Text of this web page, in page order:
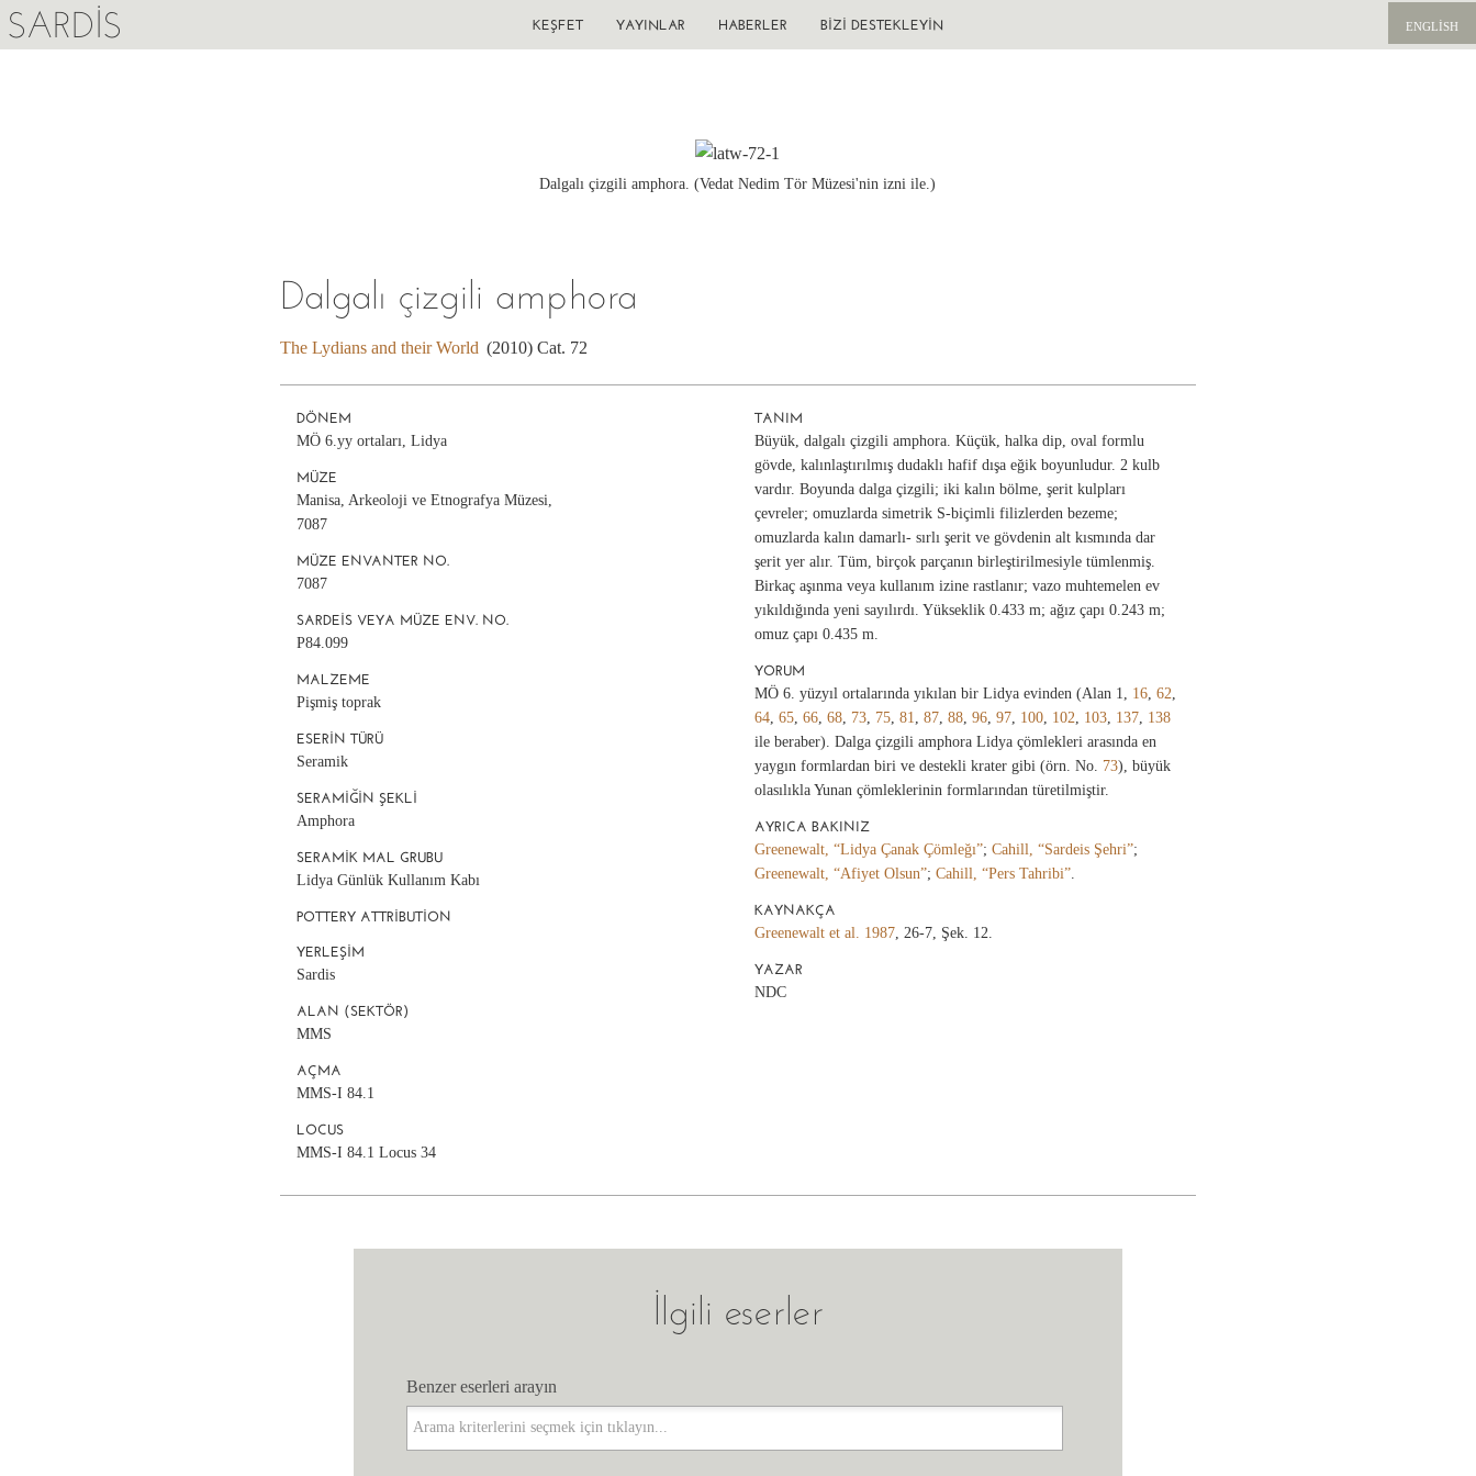
SARDIS ENGLISH
KEŞFET YAYINLAR HABERLER BIZI DESTEKLEYIN
Dalgalı çizgili amphora. (Vedat Nedim Tör Müzesi'nin izni ile.)
Dalgalı çizgili amphora
The Lydians and their World (2010) Cat. 72
DÖNEM
MÖ 6.yy ortaları, Lidya
MÜZE
Manisa, Arkeoloji ve Etnografya Müzesi,
7087
MÜZE ENVANTER NO.
7087
SARDEIS VEYA MÜZE ENV. NO.
P84.099
MALZEME
Pişmiş toprak
ESERIN TÜRÜ
Seramik
SERAMIĞIN ŞEKLI
Amphora
SERAMIK MAL GRUBU
Lidya Günlük Kullanım Kabı
POTTERY ATTRIBUTION
YERLEŞIM
Sardis
ALAN (SEKTÖR)
MMS
AÇMA
MMS-I 84.1
LOCUS
MMS-I 84.1 Locus 34
TANIM
Büyük, dalgalı çizgili amphora. Küçük, halka dip, oval formlu
gövde, kalınlaştırılmış dudaklı hafif dışa eğik boyunludur. 2 kulb
vardır. Boyunda dalga çizgili; iki kalın bölme, şerit kulpları
çevreler; omuzlarda simetrik S-biçimli filizlerden bezeme;
omuzlarda kalın damarlı- sırlı şerit ve gövdenin alt kısmında dar
şerit yer alır. Tüm, birçok parçanın birleştirilmesiyle tümlenmiş.
Birkaç aşınma veya kullanım izine rastlanır; vazo muhtemelen ev
yıkıldığında yeni sayılırdı. Yükseklik 0.433 m; ağız çapı 0.243 m;
omuz çapı 0.435 m.
YORUM
MÖ 6. yüzyıl ortalarında yıkılan bir Lidya evinden (Alan 1, 16, 62
64, 65, 66, 68, 73, 75, 81 87, 88, 96, 97, 100, 102 103, 137, 138
ile beraber). Dalga çizgili amphora Lidya çömlekleri arasında en
yaygın formlardan biri ve destekli krater gibi (örn. No. 73), büyük
olasılıkla Yunan çömleklerinin formlarından türetilmiştir.
AYRICA BAKINIZ
Greenewalt, “Lidya Çanak Çömleğı”; Cahill, “Sardeis Şehri”;
Greenewalt, “Afiyet Olsun”; Cahill, “Pers Tahribi”.
KAYNAKÇA
Greenewalt et al. 1987, 26-7, Şek. 12.
YAZAR
NDC
İlgili eserler
Benzer eserleri arayın
Benzer eserleri arayın